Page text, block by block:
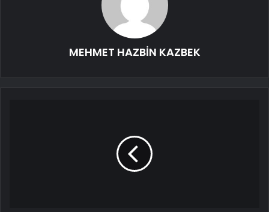
MEHMET HAZBİN KAZBEK